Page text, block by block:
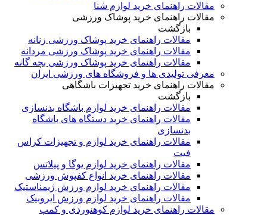
مقالات راهنمای خرید لوازم شنا
مقالات راهنمای خرید پوشاک ورزشی
بازگشت
مقالات راهنمای خرید پوشاک ورزشی زنانه
مقالات راهنمای خرید پوشاک ورزشی مردانه
مقالات راهنمای خرید پوشاک ورزشی بچه گانه
معرفی تولیدی ها و فروشگاه های ورزشی ایران
مقالات راهنمای خرید تجهیزات باشگاهی
بازگشت
مقالات راهنمای خرید لوازم باشگاه بدنسازی
مقالات راهنمای خرید دستگاه های باشگاه
بدنسازی
مقالات راهنمای خرید لوازم و تجهیزات کراس
فیت
مقالات راهنمای خرید لوازم یوگا و پیلاتس
مقالات راهنمای خرید انواع کفپوش ورزشی
مقالات راهنمای خرید لوازم ورزش ژیمناستیک
مقالات راهنمای خرید لوازم ورزش ایروبیک
مقالات راهنمای خرید لوازم کوهنوردی و کمپ